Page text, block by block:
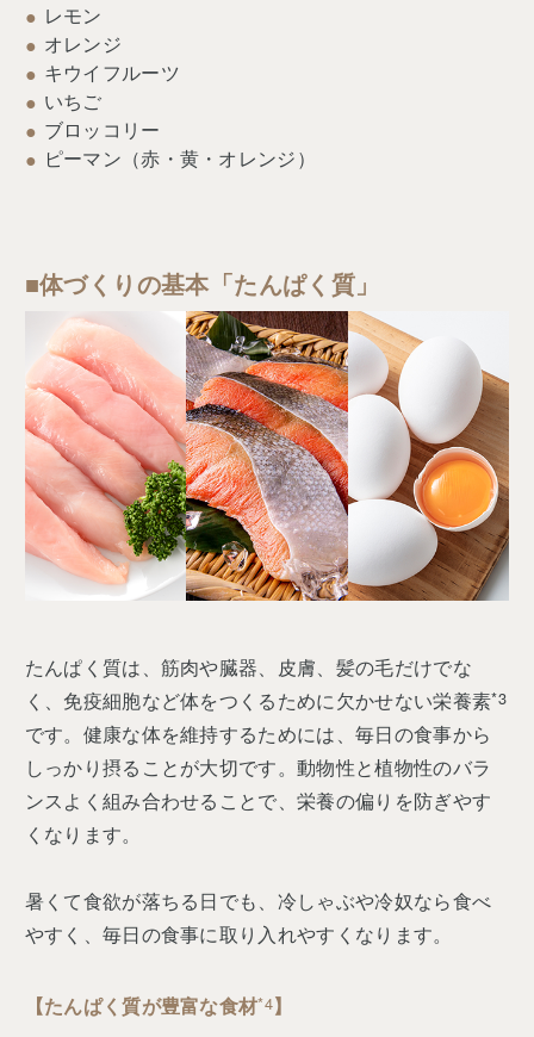
レモン
オレンジ
キウイフルーツ
いちご
ブロッコリー
ピーマン（赤・黄・オレンジ）
■体づくりの基本「たんぱく質」
たんぱく質は、筋肉や臓器、皮膚、髪の毛だけでな
く、免疫細胞など体をつくるために欠かせない栄養素*3
です。健康な体を維持するためには、毎日の食事から
しっかり摂ることが大切です。動物性と植物性のバラ
ンスよく組み合わせることで、栄養の偏りを防ぎやす
くなります。
暑くて食欲が落ちる日でも、冷しゃぶや冷奴なら食べ
やすく、毎日の食事に取り入れやすくなります。
【たんぱく質が豊富な食材*4】